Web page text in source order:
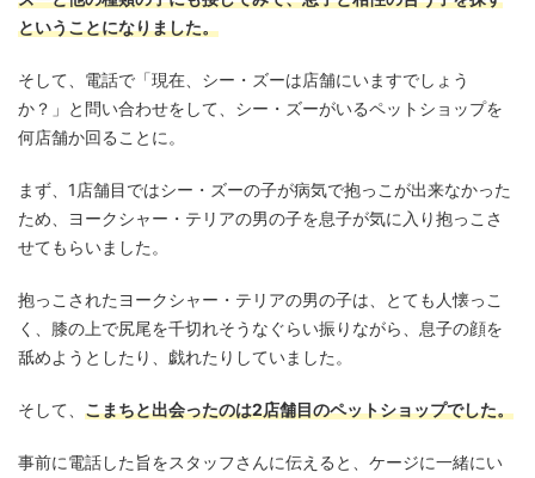
ということになりました。
そして、電話で「現在、シー・ズーは店舗にいますでしょう
か？」と問い合わせをして、シー・ズーがいるペットショップを
何店舗か回ることに。
まず、1店舗目ではシー・ズーの子が病気で抱っこが出来なかった
ため、ヨークシャー・テリアの男の子を息子が気に入り抱っこさ
せてもらいました。
抱っこされたヨークシャー・テリアの男の子は、とても人懐っこ
く、膝の上で尻尾を千切れそうなぐらい振りながら、息子の顔を
舐めようとしたり、戯れたりしていました。
そして、 こまちと出会ったのは2店舗目のペットショップでした。
事前に電話した旨をスタッフさんに伝えると、ケージに一緒にい